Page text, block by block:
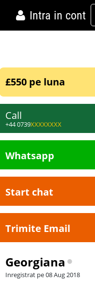
Intra in cont
£550 pe luna
Call
+44 0739XXXXXXXX
Whatsapp
Start chat
Trimite Email
Georgiana
Inregistrat pe 08 Aug 2018